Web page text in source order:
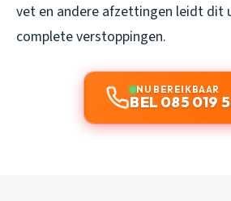
vet en andere afzettingen leidt dit
complete verstoppingen.
NU BEREIKBAAR
BEL 085 019